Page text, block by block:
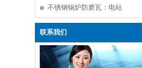
不锈钢锅炉防磨瓦：电站
锅炉的耐磨守护者
联系我们